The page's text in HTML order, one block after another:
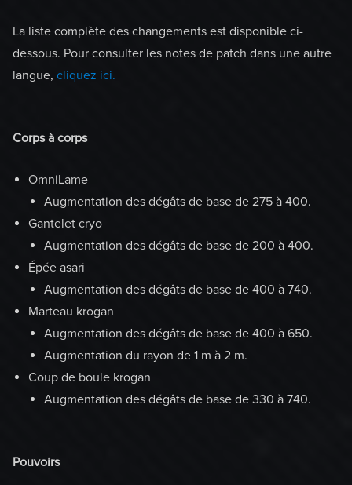
La liste complète des changements est disponible ci-
dessous. Pour consulter les notes de patch dans une autre
langue, cliquez ici.
Corps à corps
OmniLame
Augmentation des dégâts de base de 275 à 400.
Gantelet cryo
Augmentation des dégâts de base de 200 à 400.
Épée asari
Augmentation des dégâts de base de 400 à 740.
Marteau krogan
Augmentation des dégâts de base de 400 à 650.
Augmentation du rayon de 1 m à 2 m.
Coup de boule krogan
Augmentation des dégâts de base de 330 à 740.
Pouvoirs